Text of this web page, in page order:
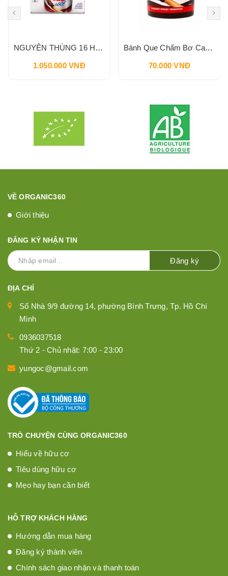
NGUYÊN THÙNG 16 HỘP Bánh Que Chấm Bơ Cacao Hạt Phỉ Snack Nutella & Go Breadstick 52g
1.050.000 VNĐ
Bánh Que Chấm Bơ Cacao Hạt Phỉ Snack Nutella & Go Breadstick 52g
70.000 VNĐ
VỀ ORGANIC360
Giới thiệu
ĐĂNG KÝ NHẬN TIN
Đăng ký
ĐỊA CHỈ
Số Nhà 9/9 đường 14, phường Bình Trưng, Tp. Hồ Chí
Minh
0936037518
Thứ 2 - Chủ nhật: 7:00 - 23:00
yungoc@gmail.com
TRÒ CHUYỆN CÙNG ORGANIC360
Hiểu về hữu cơ
Tiêu dùng hữu cơ
Mẹo hay bạn cần biết
HỖ TRỢ KHÁCH HÀNG
Hướng dẫn mua hàng
Đăng ký thành viên
Chính sách giao nhận và thanh toán